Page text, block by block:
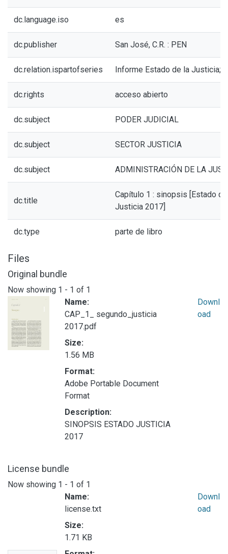
dc.language.iso es
dc.publisher San José, C.R. : PEN
dc.relation.ispartofseries Informe Estado de la Justicia;2
dc.rights acceso abierto
dc.subject PODER JUDICIAL
dc.subject SECTOR JUSTICIA
dc.subject ADMINISTRACIÓN DE LA
dc.title
Capítulo 1 : sinopsis [Estado
Justicia 2017]
dc.type parte de libro
Files
Original bundle
Now showing 1 - 1 of 1
Name:
CAP_1_ segundo_justicia
2017.pdf
Size:
1.56 MB
Format:
Adobe Portable Document
Format
Description:
SINOPSIS ESTADO JUSTICIA
2017
Downl
oad
License bundle
Now showing 1 - 1 of 1
Name:
license.txt
Size:
1.71 KB
Downl
oad